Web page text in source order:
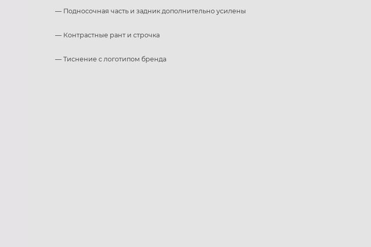
— Подносочная часть и задник дополнительно усилены
— Контрастные рант и строчка
— Тиснение с логотипом бренда